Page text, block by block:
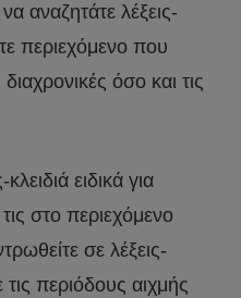
αναζητάτε λέξεις-
περιεχόμενο που
όσο και τις
ειδικά για
στο περιεχόμενο
σε λέξεις-
τις περιόδους αιχμής